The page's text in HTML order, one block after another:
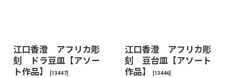
江口香澄 アフリカ彫
刻 ドラ豆皿【アソー
ト作品】
[13447]
江口香澄 アフリカ彫
刻 豆台皿【アソート
作品】
[13446]